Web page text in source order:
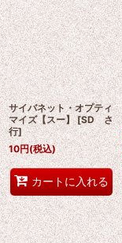
サイバネット・オプティ
マイズ【スー】 [SD さ
行]
10円(税込)
カートに入れる